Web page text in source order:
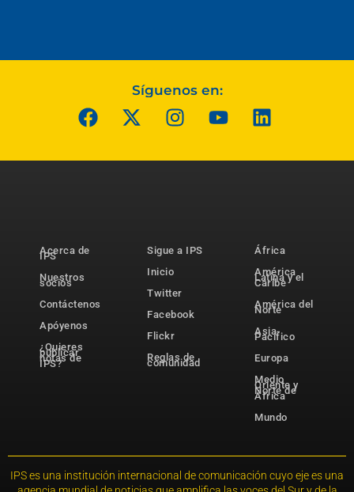
Síguenos en:
Acerca de
IPS
Nuestros
socios
Contáctenos
Apóyenos
¿Quieres
publicar
notas de
IPS?
Sigue a IPS
Inicio
Twitter
Facebook
Flickr
Reglas de
comunidad
África
América
Latina y el
Caribe
América del
Norte
Asia-
Pacífico
Europa
Medio
Oriente y
Norte de
África
Mundo
IPS es una institución internacional de comunicación cuyo eje es una